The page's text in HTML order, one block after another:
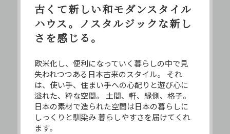
古くて新しい和モダンスタイル
ハウス。 ノスタルジックな新し
さを感じる。
欧米化し、便利になっていく暮らしの中で見
失われつつある日本古来のスタイル。
それ
は、使い手、住まい手への心配りと遊び心に
溢れた、粋な空間。
土間、軒、縁側、格子。
日本の素材で造られた空間は日本の暮らしに
しっくりと馴染み暮らしやすさを届けてくれ
ます。